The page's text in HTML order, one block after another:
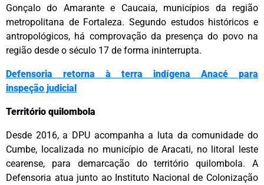
Gonçalo do Amarante e Caucaia, municípios da região
metropolitana de Fortaleza. Segundo estudos históricos e
antropológicos, há comprovação da presença do povo na
região desde o século 17 de forma ininterrupta.
Defensoria retorna à terra indígena Anacé para
inspeção judicial
Território quilombola
Desde 2016, a DPU acompanha a luta da comunidade do
Cumbe, localizada no município de Aracati, no litoral leste
cearense, para demarcação do território quilombola. A
Defensoria atua junto ao Instituto Nacional de Colonização